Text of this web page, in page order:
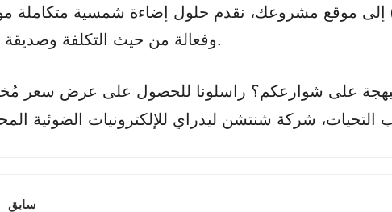
إلى موقع مشروعك، نقدم حلول إضاءة شمسية متكاملة
وفعالة من حيث التكلفة وصديقة للبيئة.
سابق